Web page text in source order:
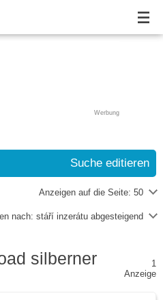
Werbung
Suche editieren
Anzeigen auf die Seite: 50
nach: stáří inzerátu abgesteigend
silberner
1
Anzeige